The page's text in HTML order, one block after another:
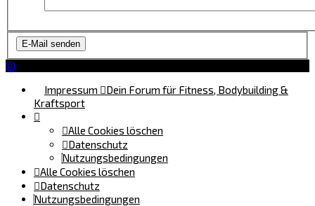
Impressum
Dein Forum für Fitness, Bodybuilding &
Kraftsport
Alle Cookies löschen
Datenschutz
Nutzungsbedingungen
Alle Cookies löschen
Datenschutz
Nutzungsbedingungen